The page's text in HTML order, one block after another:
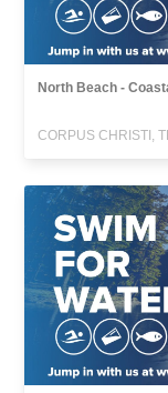
North Beach -
CORPUS CHRISTI,